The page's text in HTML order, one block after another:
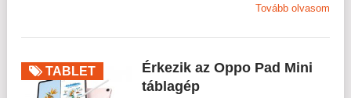
Tovább olvasom
TABLET
Érkezik az Oppo Pad Mini
táblagép